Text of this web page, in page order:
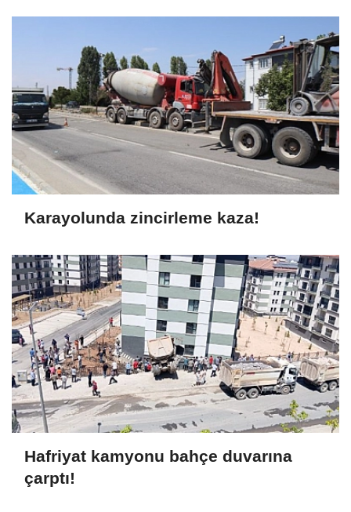
Karayolunda zincirleme kaza!
Hafriyat kamyonu bahçe duvarına
çarptı!